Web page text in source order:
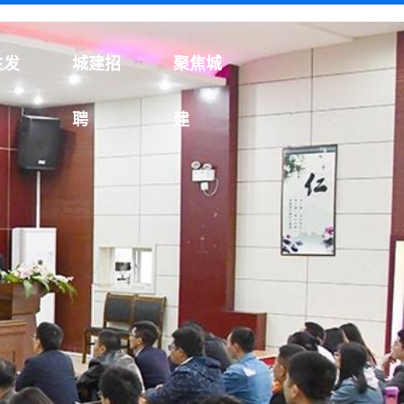
发 城建招
聘
聚焦城
建